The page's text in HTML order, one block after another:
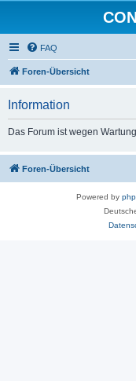
FAQ
Foren-Übersicht
Information
Das Forum ist wegen
Foren-Übersicht
Powered by